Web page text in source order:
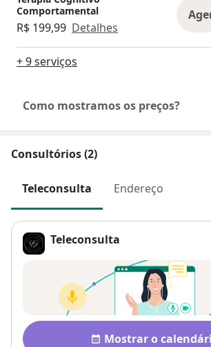
Comportamental
R$ 199,99 Detalhes
+ 9 serviços
Como mostramos os preços?
Consultórios (2)
Teleconsulta Endereço
Teleconsulta
Disponibilidade
Mostrar o